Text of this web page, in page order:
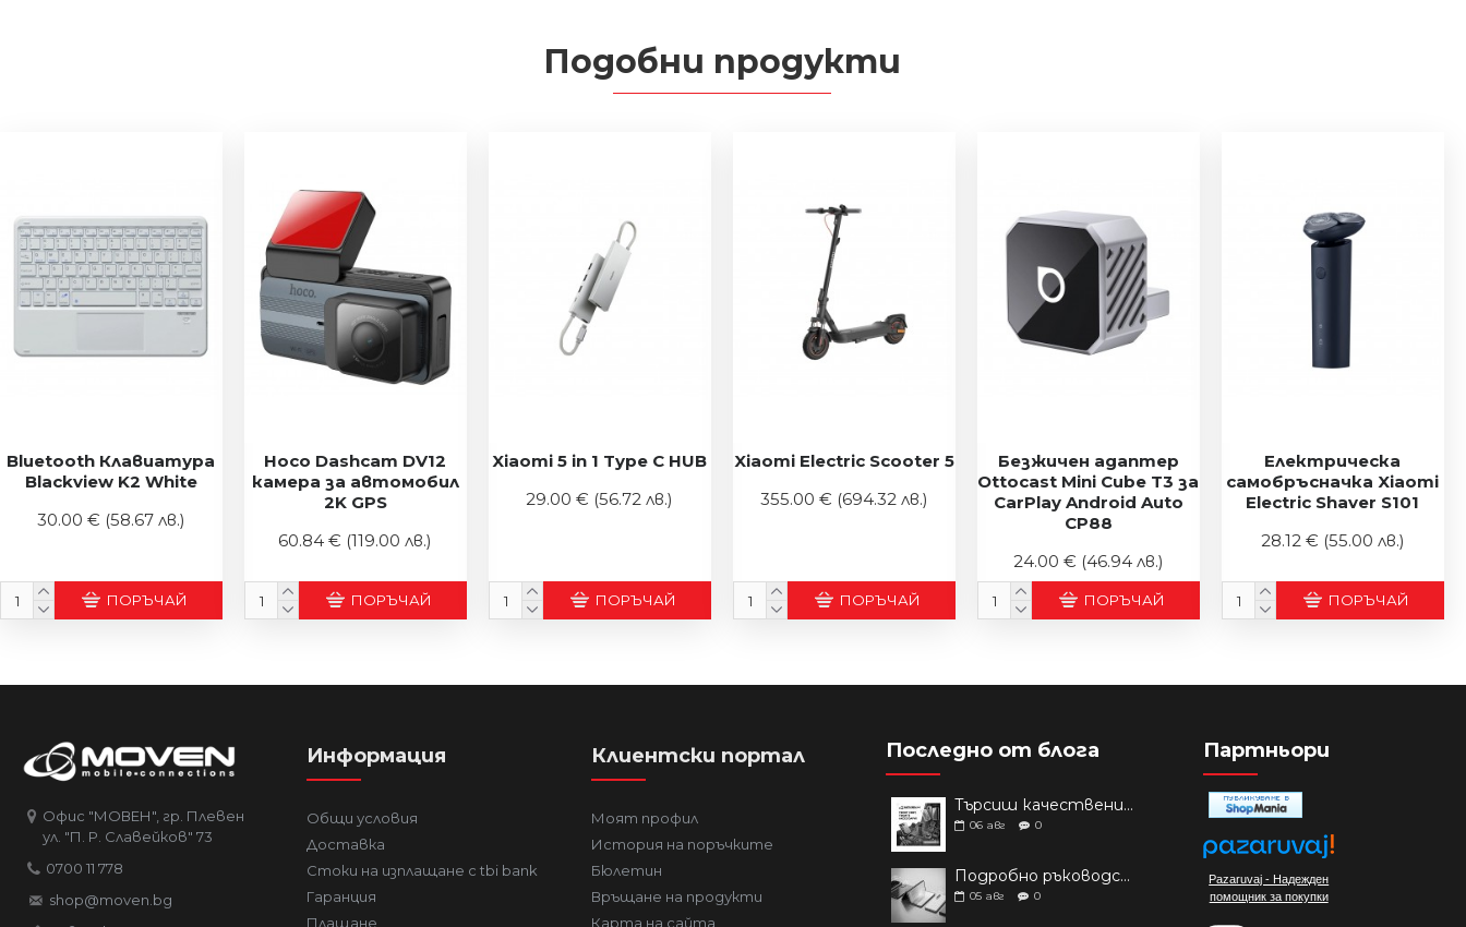
Подобни продукти
Bluetooth Клавиатура
Blackview K2 White
30.00 € (58.67 лв.)
ПОРЪЧАЙ
Hoco Dashcam DV12
камера за автомобил
2K GPS
60.84 € (119.00 лв.)
ПОРЪЧАЙ
Xiaomi 5 in 1 Type C HUB
29.00 € (56.72 лв.)
ПОРЪЧАЙ
Xiaomi Electric Scooter 5
355.00 € (694.32 лв.)
ПОРЪЧАЙ
Безжичен адаптер
Ottocast Mini Cube T3 за
CarPlay Android Auto
CP88
24.00 € (46.94 лв.)
ПОРЪЧАЙ
Електрическа
самобръсначка Xiaomi
Electric Shaver S101
28.12 € (55.00 лв.)
ПОРЪЧАЙ
Офис "МОВЕН", гр. Плевен
ул. "П. Р. Славейков" 73
0700 11 778
shop@moven.bg
Информация
Общи условия
Доставка
Стоки на изплащане с tbi bank
Гаранция
Плащане
Клиентски портал
Моят профил
История на поръчките
Бюлетин
Връщане на продукти
Карта на сайта
Последно от блога
Търсиш качествени аксесоари за твоя модел? Как правилно да защитим новия си смартфон: Ръководство за аксесоари през 2026 г.
06 авг 0
Подробно ръководство: Кой смартфон да купиш през 2026 г.?
05 авг 0
Партньори
Pazaruvaj - Надежден
помощник за покупки